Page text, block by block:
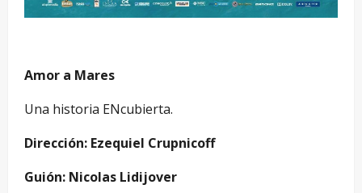
Amor a Mares
Una historia ENcubierta.
Dirección: Ezequiel Crupnicoff
Guión: Nicolas Lidijover